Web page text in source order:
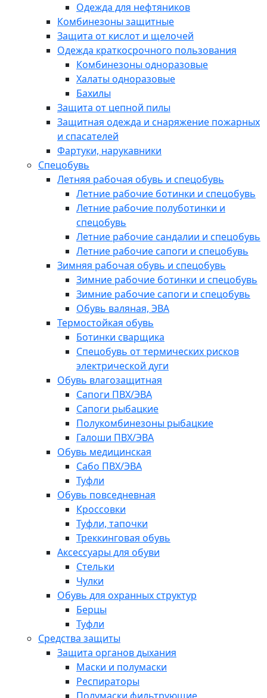
Одежда для нефтяников
Комбинезоны защитные
Защита от кислот и щелочей
Одежда краткосрочного пользования
Комбинезоны одноразовые
Халаты одноразовые
Бахилы
Защита от цепной пилы
Защитная одежда и снаряжение пожарных
и спасателей
Фартуки, нарукавники
Спецобувь
Летняя рабочая обувь и спецобувь
Летние рабочие ботинки и спецобувь
Летние рабочие полуботинки и
спецобувь
Летние рабочие сандалии и спецобувь
Летние рабочие сапоги и спецобувь
Зимняя рабочая обувь и спецобувь
Зимние рабочие ботинки и спецобувь
Зимние рабочие сапоги и спецобувь
Обувь валяная, ЭВА
Термостойкая обувь
Ботинки сварщика
Спецобувь от термических рисков
электрической дуги
Обувь влагозащитная
Сапоги ПВХ/ЭВА
Сапоги рыбацкие
Полукомбинезоны рыбацкие
Галоши ПВХ/ЭВА
Обувь медицинская
Сабо ПВХ/ЭВА
Туфли
Обувь повседневная
Кроссовки
Туфли, тапочки
Треккинговая обувь
Аксессуары для обуви
Стельки
Чулки
Обувь для охранных структур
Берцы
Туфли
Средства защиты
Защита органов дыхания
Маски и полумаски
Респираторы